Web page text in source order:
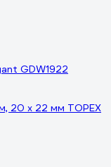
GDW1922